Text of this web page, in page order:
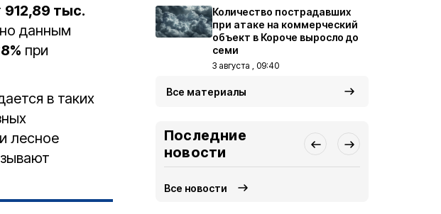
912,89 тыс.
данным
при
в таких
лесное
Количество пострадавших
при атаке на коммерческий
объект в Короче выросло до
семи
3 августа , 09:40
Все материалы
Последние
новости
Все новости